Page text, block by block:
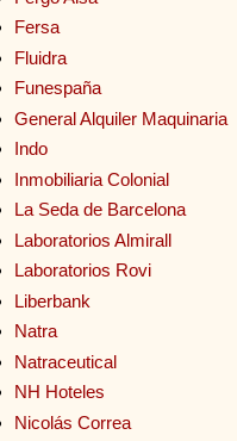
Fersa
Fluidra
Funespaña
General Alquiler Maquinaria
Indo
Inmobiliaria Colonial
La Seda de Barcelona
Laboratorios Almirall
Laboratorios Rovi
Liberbank
Natra
Natraceutical
NH Hoteles
Nicolás Correa